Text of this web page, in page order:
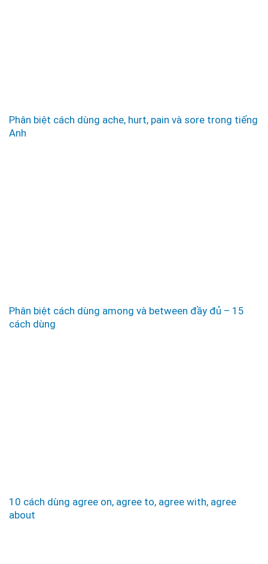
Phân biệt cách dùng ache, hurt, pain và sore trong tiếng
Anh
Phân biệt cách dùng among và between đầy đủ – 15
cách dùng
10 cách dùng agree on, agree to, agree with, agree
about